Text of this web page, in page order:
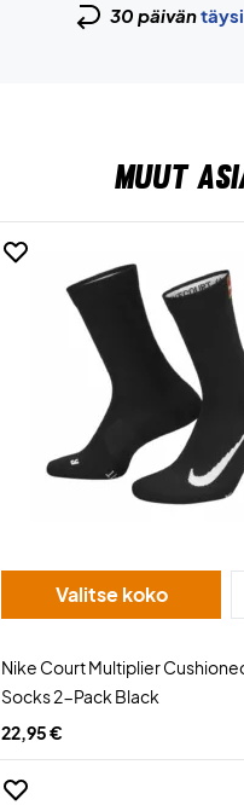
30 päivän
MUUT
Valitse koko
Nike Court Multiplier
Socks 2-Pack Black
22,95 €